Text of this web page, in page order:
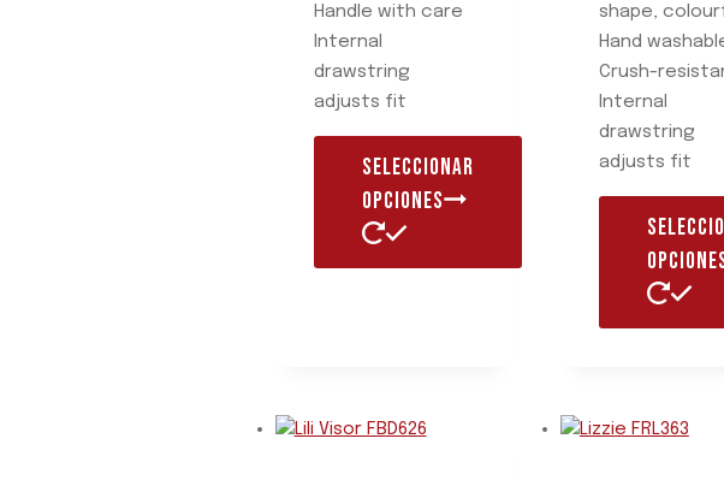
Handle with care
Internal
drawstring
adjusts fit
SELECCIONAR
OPCIONES
Las
shape,
Hand
Crush-
Internal
drawstring
adjusts fit
múltiples